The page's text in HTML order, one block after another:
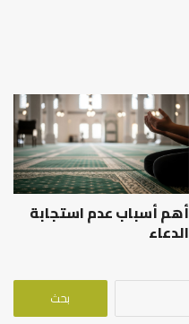
أهم أسباب عدم استجابة
الدعاء
البحث